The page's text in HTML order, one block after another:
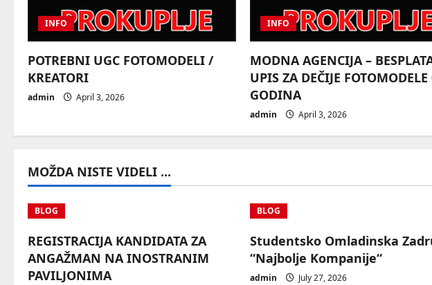
v
i
g
a
t
i
o
n
INFO
POTREBNI UGC FOTOMODELI /
KREATORI
admin April 3, 2026
INFO
MODNA AGENCIJA –
UPIS ZA DEČIJE
GODINA
admin April 3, 2026
MOŽDA NISTE VIDELI ...
BLOG
REGISTRACIJA KANDIDATA ZA
ANGAŽMAN NA INOSTRANIM
PAVILJONIMA
BLOG
Studentsko Omladinska
“Najbolje Kompanije“
admin July 27, 2026